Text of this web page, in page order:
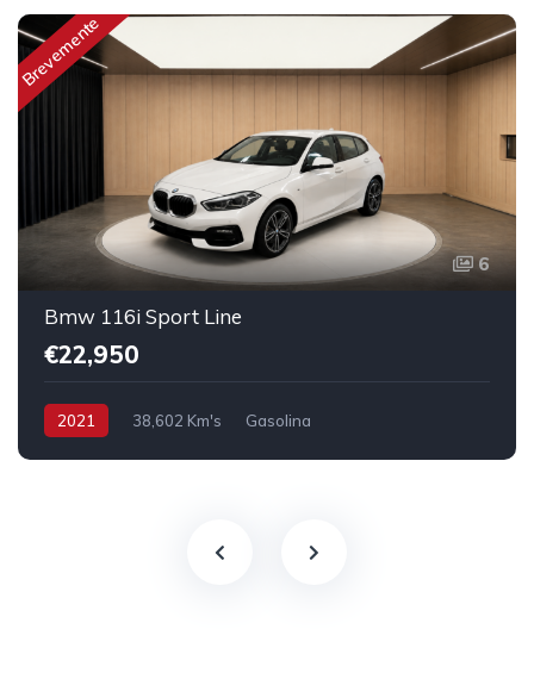
Brevemente
6
Bmw 116i Sport Line
€22,950
2021 38,602 Km's Gasolina